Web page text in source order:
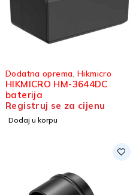
Dodatna oprema Hikmicro
HIKMICRO HM-3644DC
baterija
Registruj se za cijenu
Dodaj u korpu